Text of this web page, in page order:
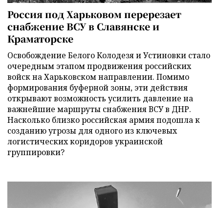
Россия под Харьковом перерезает
снабжение ВСУ в Славянске и
Краматорске
Освобождение Белого Колодезя и Устиновки стало
очередным этапом продвижения российских
войск на Харьковском направлении. Помимо
формирования буферной зоны, эти действия
открывают возможность усилить давление на
важнейшие маршруты снабжения ВСУ в ДНР.
Насколько близко российская армия подошла к
созданию угрозы для одного из ключевых
логистических коридоров украинской
группировки?